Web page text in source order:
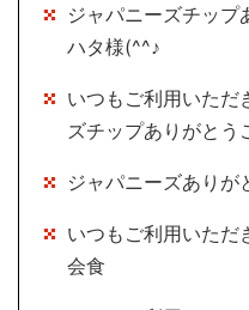
ジャパニーズチップ
ハタ様(^^♪
いつもご利用いた
ズチップありがとう
ジャパニーズありが
いつもご利用いた
会食